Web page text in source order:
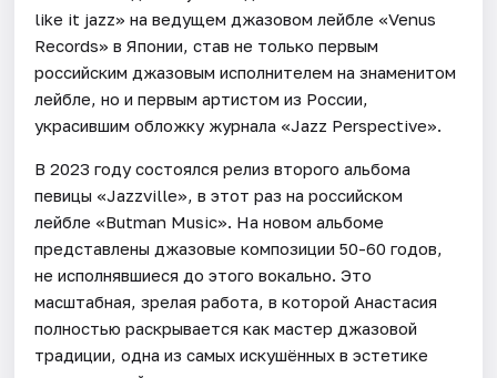
like it jazz» на ведущем джазовом лейбле «Venus
Records» в Японии, став не только первым
российским джазовым исполнителем на знаменитом
лейбле, но и первым артистом из России,
украсившим обложку журнала «Jazz Perspective».
В 2023 году состоялся релиз второго альбома
певицы «Jazzville», в этот раз на российском
лейбле «Butman Music». На новом альбоме
представлены джазовые композиции 50-60 годов,
не исполнявшиеся до этого вокально. Это
масштабная, зрелая работа, в которой Анастасия
полностью раскрывается как мастер джазовой
традиции, одна из самых искушённых в эстетике